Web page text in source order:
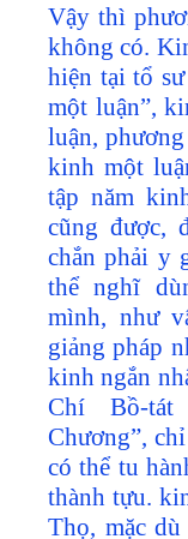
Vậy thì
không có.
hiện tại tổ
một luận”,
luận,
kinh một
tập năm
cũng được,
chắn phải y
thể nghĩ
mình, như
giảng pháp
kinh ngắn
Chí Bồ-tát
Chương”,
có thể tu
thành tựu.
Thọ, mặc